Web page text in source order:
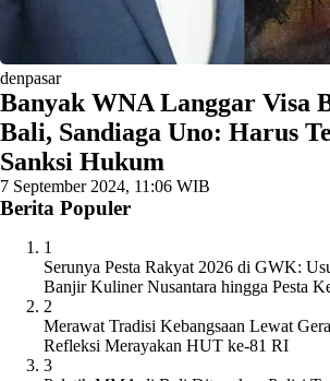
denpasar
Banyak WNA Langgar Visa
Bali, Sandiaga Uno: Harus
Sanksi Hukum
7 September 2024, 11:06 WIB
Berita Populer
1
Serunya Pesta Rakyat 2026 di GWK:
Banjir Kuliner Nusantara hingga Pesta
2
Merawat Tradisi Kebangsaan Lewat
Refleksi Merayakan HUT ke-81 RI
3